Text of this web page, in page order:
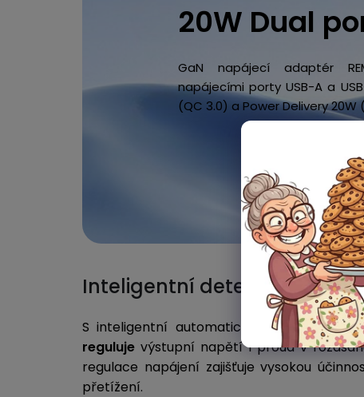
20W Dual
GaN napájecí adaptér
napájecími porty USB-A a
(QC 3.0) a Power Delivery 20W
Inteligentní detekce Power
S inteligentní automatickou detekcí
reguluje výstupní napětí i proud v
regulace napájení zajišťuje vysokou
přetížení.